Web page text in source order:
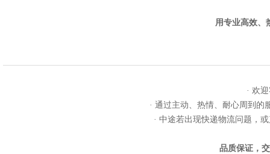
用专业高效、
· 欢
· 通过主动、热情、耐心周到的
· 中途若出现快递物流问题，
品质保证，